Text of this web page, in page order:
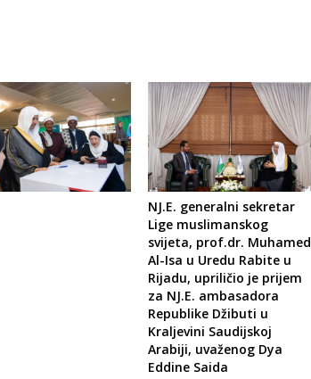
NJ.E. generalni sekretar
Lige muslimanskog
svijeta, prof.dr. Muhamed
Al-Isa u Uredu Rabite u
Rijadu, upriličio je prijem
za NJ.E. ambasadora
Republike Džibuti u
Kraljevini Saudijskoj
Arabiji, uvaženog Dya
Eddine Saida